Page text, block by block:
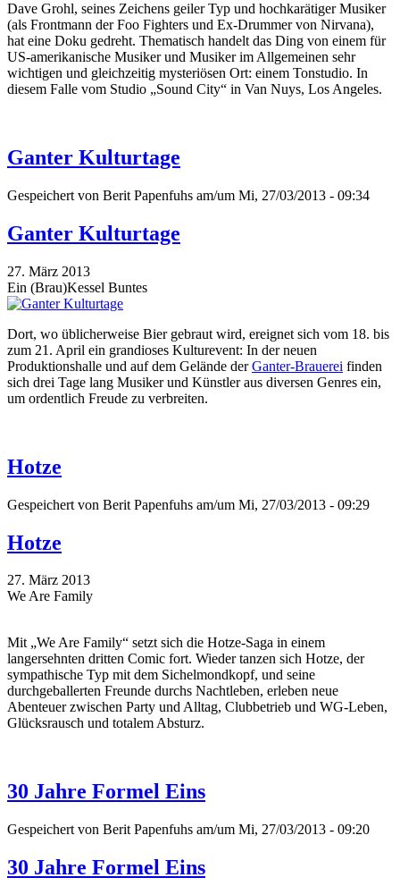
Dave Grohl, seines Zeichens geiler Typ und hochkarätiger Musiker
(als Frontmann der Foo Fighters und Ex-Drummer von Nirvana),
hat eine Doku gedreht. Thematisch handelt das Ding von einem für
US-amerikanische Musiker und Musiker im Allgemeinen sehr
wichtigen und gleichzeitig mysteriösen Ort: einem Tonstudio. In
diesem Falle vom Studio „Sound City“ in Van Nuys, Los Angeles.
Ganter Kulturtage
Gespeichert von Berit Papenfuhs am/um Mi, 27/03/2013 - 09:34
Ganter Kulturtage
27. März 2013
Ein (Brau)Kessel Buntes
Dort, wo üblicherweise Bier gebraut wird, ereignet sich vom 18. bis
zum 21. April ein grandioses Kulturevent: In der neuen
Produktionshalle und auf dem Gelände derGanter-Brauerei finden
sich drei Tage lang Musiker und Künstler aus diversen Genres ein,
um ordentlich Freude zu verbreiten.
Hotze
Gespeichert von Berit Papenfuhs am/um Mi, 27/03/2013 - 09:29
Hotze
27. März 2013
We Are Family
Mit „We Are Family“ setzt sich die Hotze-Saga in einem
langersehnten dritten Comic fort. Wieder tanzen sich Hotze, der
sympathische Typ mit dem Sichelmondkopf, und seine
durchgeballerten Freunde durchs Nachtleben, erleben neue
Abenteuer zwischen Party und Alltag, Clubbetrieb und WG-Leben,
Glücksrausch und totalem Absturz.
30 Jahre Formel Eins
Gespeichert von Berit Papenfuhs am/um Mi, 27/03/2013 - 09:20
30 Jahre Formel Eins